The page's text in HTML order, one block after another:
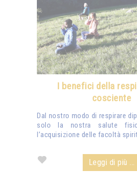
I benefici della
cosciente
Dal nostro modo di respirare
solo la nostra salute
l’acquisizione delle facoltà
Leggi di più ...